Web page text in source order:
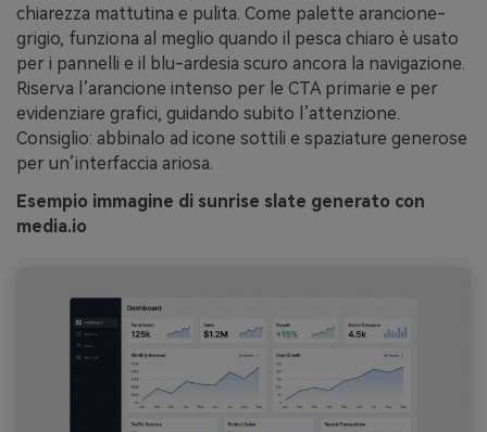
chiarezza mattutina e pulita. Come palette arancione-
grigio, funziona al meglio quando il pesca chiaro è usato
per i pannelli e il blu-ardesia scuro ancora la navigazione.
Riserva l’arancione intenso per le CTA primarie e per
evidenziare grafici, guidando subito l’attenzione.
Consiglio: abbinalo ad icone sottili e spaziature generose
per un’interfaccia ariosa.
Esempio immagine di sunrise slate generato con
media.io